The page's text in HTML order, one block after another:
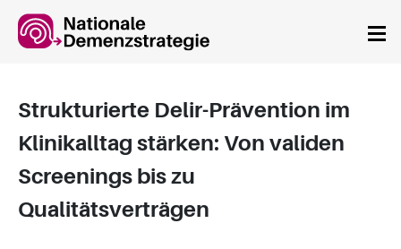
Strukturierte Delir-Prävention im
Klinikalltag stärken: Von validen
Screenings bis zu
Qualitätsverträgen